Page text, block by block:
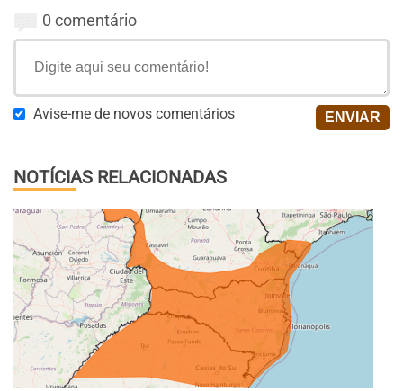
0 comentário
Avise-me de novos comentários
NOTÍCIAS RELACIONADAS